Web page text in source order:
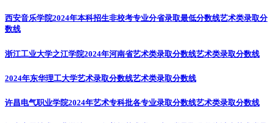
西安音乐学院2024年本科招生非校考专业分省录取最低分数线艺术类录取分
数线
浙江工业大学之江学院2024年河南省艺术类录取分数线艺术类录取分数线
2024年东华理工大学艺术录取分数线艺术类录取分数线
许昌电气职业学院2024年艺术专科批各专业录取分数线艺术类录取分数线